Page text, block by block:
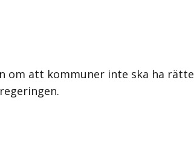
om att kommuner inte ska ha